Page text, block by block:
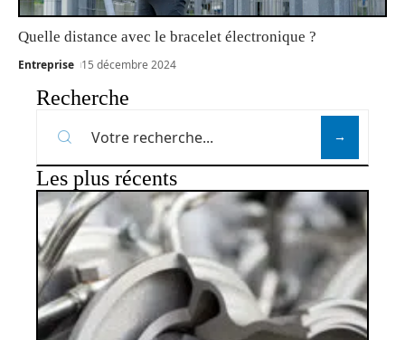
Quelle distance avec le bracelet électronique ?
Entreprise 15 décembre 2024
Recherche
Les plus récents